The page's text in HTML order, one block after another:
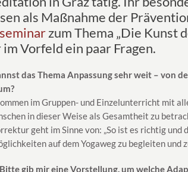
als Maßnahme der
zum Thema „Die Kunst
Vorfeld ein paar Fragen.
das Thema Anpassung sehr weit –
im Gruppen- und Einzelunterricht mit
in dieser Weise als Gesamtheit zu
geht im Sinne von: „So ist es richtig und
auf dem Yogaweg zu begleiten und
Bitte gib mir eine Vorstellung, um welche